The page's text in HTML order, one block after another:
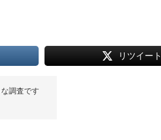
リツイート
調査です